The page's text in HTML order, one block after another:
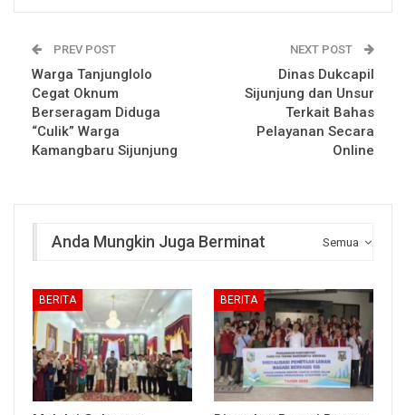
PREV POST
Warga Tanjunglolo
Cegat Oknum
Berseragam Diduga
“Culik” Warga
Kamangbaru Sijunjung
NEXT POST
Dinas Dukcapil
Sijunjung dan Unsur
Terkait Bahas
Pelayanan Secara
Online
Semua
Anda Mungkin Juga Berminat
BERITA BERITA